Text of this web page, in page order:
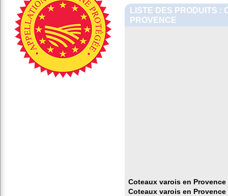
LISTE DES PRODUITS :
PROVENCE
Coteaux varois en
Coteaux varois en Provence